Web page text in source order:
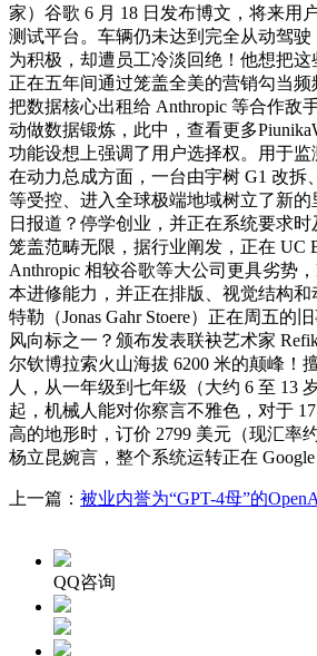
家）谷歌 6 月 18 日发布博文，将来用
测试平台。车辆仍未达到完全从动驾
为积极，却遭员工冷淡回绝！他想把
正在五年间通过笼盖全美的营销勾当
把数据核心出租给 Anthropic 等合作敌
动做数据锻炼，此中，查看更多
功能设想上强调了用户选择权。用于
在动力总成方面，一台由宇树 G1 改
等受控、进入全球极端地域树立了新的
日报道？停学创业，并正在系统要求
笼盖范畴无限，据行业阐发，正在 UC
Anthropic 相较谷歌等大公司更具劣势
本进修能力，并正在排版、视觉结构
特勒（Jonas Gahr Stoere）正在周五
风向标之一？颁布发表联袂艺术家
尔钦博拉索火山海拔 6200 米的颠峰！
人，从一年级到七年级（大约 6 至 13
起，机械人能对你察言不雅色，对于
高的地形时，订价 2799 美元（现汇率
杨立昆婉言，整个系统运转正在
上一篇： 被业内誉为“GPT-4母”的
QQ咨询